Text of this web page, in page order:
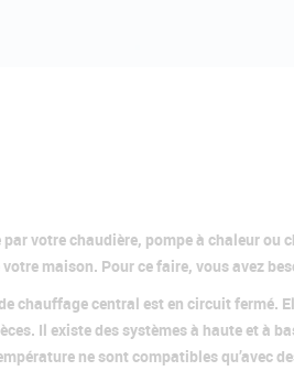
votre chaudière, pompe à chaleur ou
maison. Pour ce faire, vous avez
de chauffage central est en circuit fermé.
Il existe des systèmes à haute et à
ne sont compatibles qu’avec